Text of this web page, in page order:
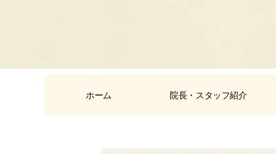
ホーム 院長・スタッフ紹介